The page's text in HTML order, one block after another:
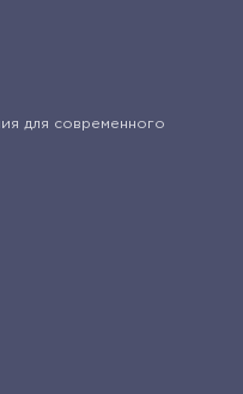
для современного